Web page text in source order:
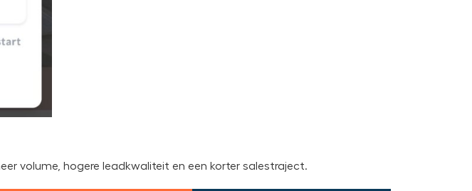
volume, hogere leadkwaliteit en een korter salestraject.